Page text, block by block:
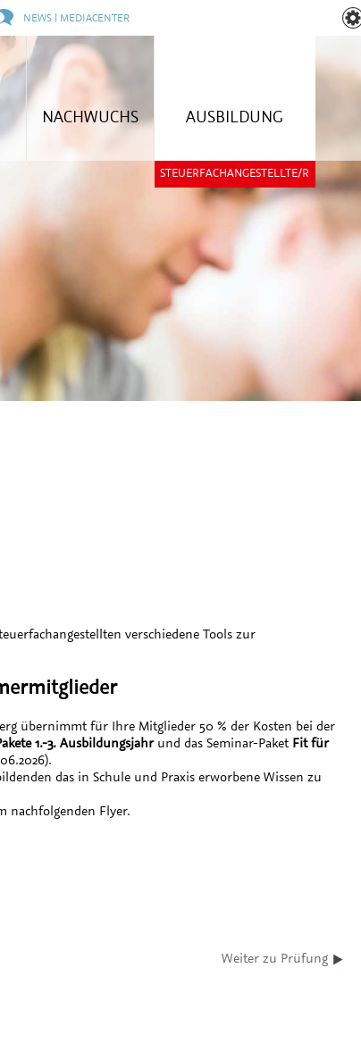
NEWS | MEDIACENTER
NACHWUCHS AUSBILDUNG
STEUERFACHANGESTELLTE/R
verschiedene Tools zur
übernimmt für Ihre Mitglieder 50 % der Kosten bei der
1.-3. Ausbildungsjahrund das Seminar-Paket Fit für
das in Schule und Praxis erworbene Wissen zu
nachfolgenden Flyer.
Weiter zu Prüfung